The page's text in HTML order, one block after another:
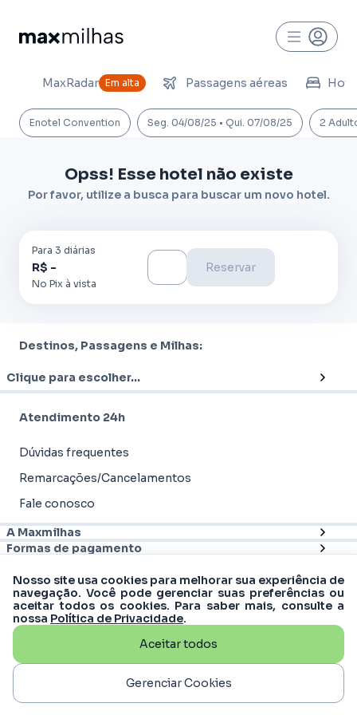
MaxRadar Em alta Passagens aéreas
Enotel Convention Seg. 04/08/25 • Qui. 07/08/25 2
Opss! Esse hotel não existe
Por favor, utilize a busca para buscar um novo hotel.
Para 3 diárias
R$ -
No Pix à vista
Reservar
Nosso site usa cookies para melhorar sua experiência de
navegação. Você pode gerenciar suas preferências ou
aceitar todos os cookies. Para saber mais, consulte a
nossa Política de Privacidade.
Gerenciar Cookies
Aceitar todos
Destinos, Passagens e Milhas:
Clique para escolher...
Atendimento 24h
Dúvidas frequentes
Remarcações/Cancelamentos
Fale conosco
A Maxmilhas
Formas de pagamento
Viagens S.A | CNPJ: 16.988.607/0001-61
Rua Matias Cardoso, 169, 11º andar - Santo